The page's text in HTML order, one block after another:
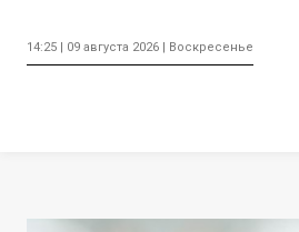
14:25 | 09 августа 2026 | Воскресенье